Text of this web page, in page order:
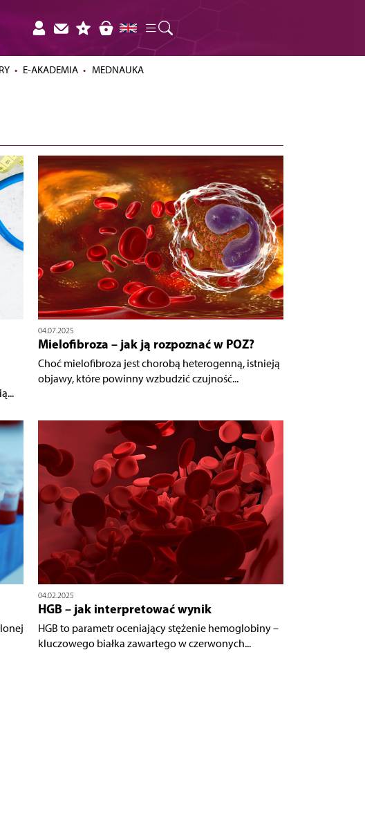
E-AKADEMIA MEDNAUKA
04.07.2025
Mielofibroza – jak ją rozpoznać w POZ?
Choć mielofibroza jest chorobą heterogenną, istnieją
objawy, które powinny wzbudzić czujność...
04.02.2025
HGB – jak interpretować wynik
HGB to parametr oceniający stężenie hemoglobiny –
kluczowego białka zawartego w czerwonych...